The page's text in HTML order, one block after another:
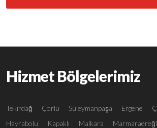
Hizmet Bölgelerimiz
Tekirdağ Çorlu Süleymanpaşa Ergene
Hayrabolu
Kapaklı Malkara